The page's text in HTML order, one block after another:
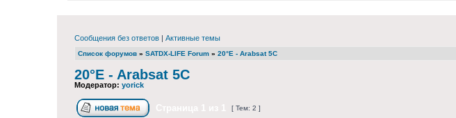
Сообщения без ответов | Активные темы
Список форумов » SATDX-LIFE Forum » 20°E - Arabsat 5C
20°E - Arabsat 5C
Модератор: yorick
[ Тем: 2 ]